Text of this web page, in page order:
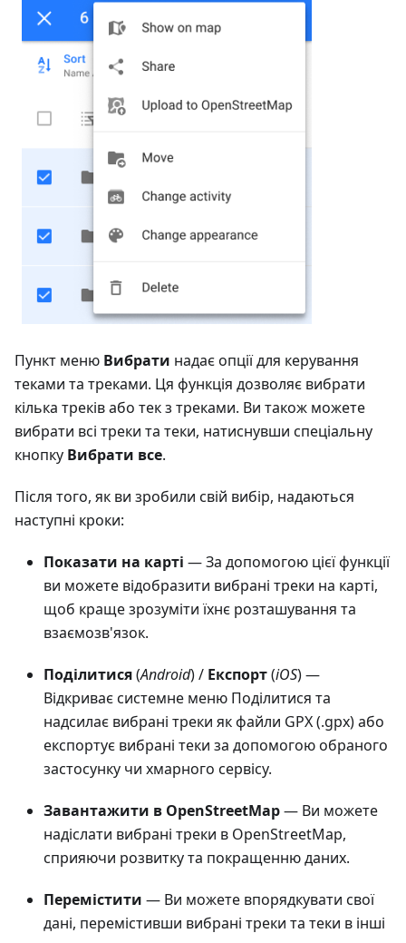
Пункт меню Вибрати надає опції для керування
теками та треками. Ця функція дозволяє вибрати
кілька треків або тек з треками. Ви також можете
вибрати всі треки та теки, натиснувши спеціальну
кнопку Вибрати все.
Після того, як ви зробили свій вибір, надаються
наступні кроки:
Показати на карті — За допомогою цієї функції
ви можете відобразити вибрані треки на карті,
щоб краще зрозуміти їхнє розташування та
взаємозв'язок.
Поділитися(Android) / Експорт(iOS) —
Відкриває системне меню Поділитися та
надсилає вибрані треки як файли GPX (.gpx) або
експортує вибрані теки за допомогою обраного
застосунку чи хмарного сервісу.
Завантажити в OpenStreetMap— Ви можете
надіслати вибрані треки в OpenStreetMap,
сприяючи розвитку та покращенню даних.
Перемістити — Ви можете впорядкувати свої
дані, перемістивши вибрані треки та теки в інші